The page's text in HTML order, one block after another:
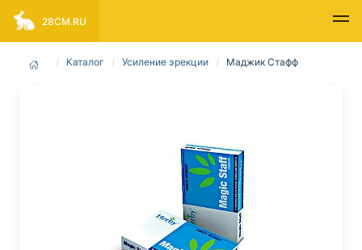
28CM.RU
Каталог Усиление эрекции Маджик Стафф